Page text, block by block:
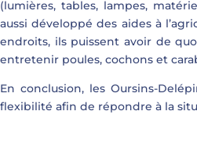
(lumières, tables, lampes,
aussi développé des aides à
endroits, ils puissent avoir de
entretenir poules, cochons et
En conclusion, les Oursins-
flexibilité afin de répondre à la